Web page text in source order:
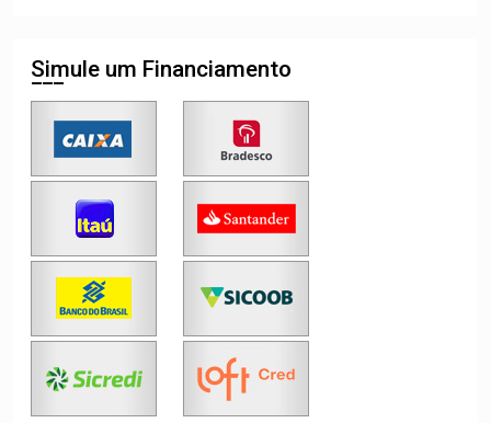
Simule um Financiamento